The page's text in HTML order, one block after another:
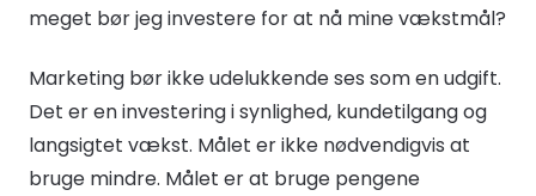
meget bør jeg investere for at nå mine vækstmål?
Marketing bør ikke udelukkende ses som en udgift.
Det er en investering i synlighed, kundetilgang og
langsigtet vækst. Målet er ikke nødvendigvis at
bruge mindre. Målet er at bruge pengene